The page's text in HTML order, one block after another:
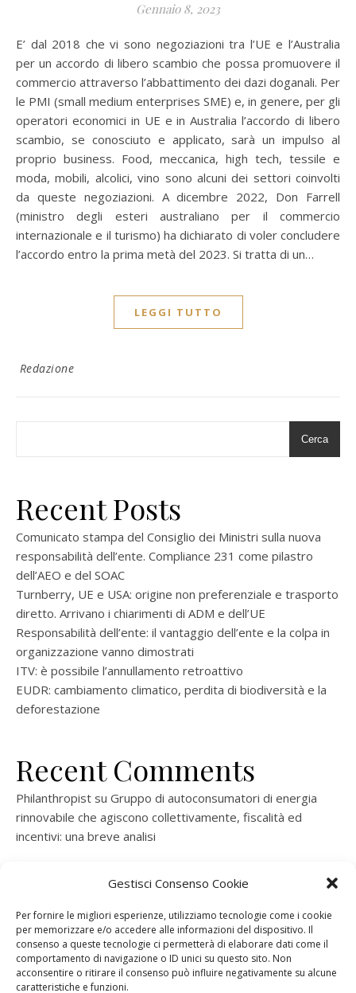
Gestisci Consenso Cookie
Per fornire le migliori esperienze, utilizziamo tecnologie come i cookie
per memorizzare e/o accedere alle informazioni del dispositivo. Il
consenso a queste tecnologie ci permetterà di elaborare dati come il
comportamento di navigazione o ID unici su questo sito. Non
acconsentire o ritirare il consenso può influire negativamente su alcune
caratteristiche e funzioni.
Gennaio 8, 2023
E’ dal 2018 che vi sono negoziazioni tra l’UE e l’Australia
per un accordo di libero scambio che possa promuovere il
commercio attraverso l’abbattimento dei dazi doganali. Per
le PMI (small medium enterprises SME) e, in genere, per gli
operatori economici in UE e in Australia l’accordo di libero
scambio, se conosciuto e applicato, sarà un impulso al
proprio business. Food, meccanica, high tech, tessile e
moda, mobili, alcolici, vino sono alcuni dei settori coinvolti
da queste negoziazioni. A dicembre 2022, Don Farrell
(ministro degli esteri australiano per il commercio
internazionale e il turismo) ha dichiarato di voler concludere
l’accordo entro la prima metà del 2023. Si tratta di un…
LEGGI TUTTO
Redazione
Cerca
Recent Posts
Comunicato stampa del Consiglio dei Ministri sulla nuova
responsabilità dell’ente. Compliance 231 come pilastro
dell’AEO e del SOAC
Turnberry, UE e USA: origine non preferenziale e trasporto
diretto. Arrivano i chiarimenti di ADM e dell’UE
Responsabilità dell’ente: il vantaggio dell’ente e la colpa in
organizzazione vanno dimostrati
ITV: è possibile l’annullamento retroattivo
EUDR: cambiamento climatico, perdita di biodiversità e la
deforestazione
Recent Comments
Philanthropist su Gruppo di autoconsumatori di energia
rinnovabile che agiscono collettivamente, fiscalità ed
incentivi: una breve analisi
rinnovabile che agiscono collettivamente, fiscalità ed
ramatogelsuGruppo di autoconsumatori di energia
rinnovabile che agiscono collettivamente, fiscalità ed
incentivi: una breve analisi